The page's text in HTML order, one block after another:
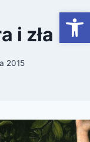
i zła
2015